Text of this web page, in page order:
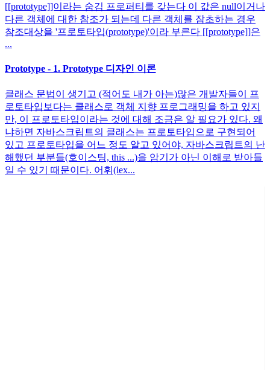
[[prototype]]이라는 숨김 프로퍼티를 갖는다 이 값은 null이거나
다른 객체에 대한 참조가 되는데 다른 객체를 잠초하는 경우
참조대상을 '프로토타입(prototype)'이라 부른다 [[prototype]]은
...
Prototype - 1. Prototype 디자인 이론
클래스 문법이 생기고 (적어도 내가 아는)많은 개발자들이 프
로토타입보다는 클래스로 객체 지향 프로그래밍을 하고 있지
만, 이 프로토타입이라는 것에 대해 조금은 알 필요가 있다. 왜
냐하면 자바스크립트의 클래스는 프로토타입으로 구현되어
있고 프로토타입을 어느 정도 알고 있어야, 자바스크립트의 난
해했던 부분들(호이스팅, this ...)을 암기가 아닌 이해로 받아들
일 수 있기 때문이다. 어휘(lex...